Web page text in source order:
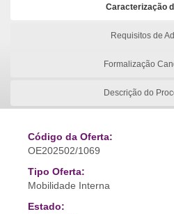
Caracterização
Requisitos de
Formalização
Descrição do
Código da Oferta:
OE202502/1069
Tipo Oferta:
Mobilidade Interna
Estado: